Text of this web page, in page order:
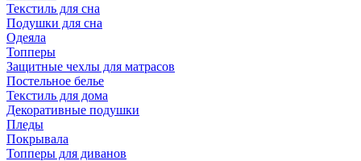
Текстиль для сна
Подушки для сна
Одеяла
Топперы
Защитные чехлы для матрасов
Постельное белье
Текстиль для дома
Декоративные подушки
Пледы
Покрывала
Топперы для диванов